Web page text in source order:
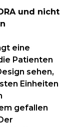
und nicht
eine
Patienten
sehen,
Einheiten
gefallen